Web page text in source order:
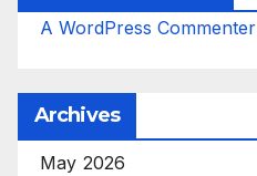
A WordPress Commenter
Archives
May 2026